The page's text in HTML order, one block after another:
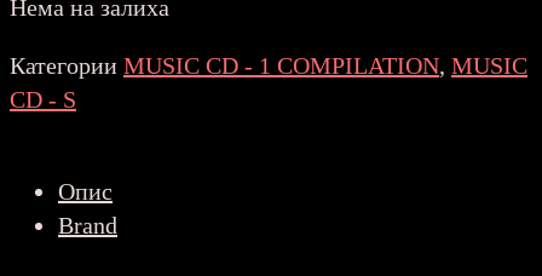
Нема на залиха
Категории MUSIC CD - 1 COMPILATION, MUSIC
CD - S
Опис
Brand